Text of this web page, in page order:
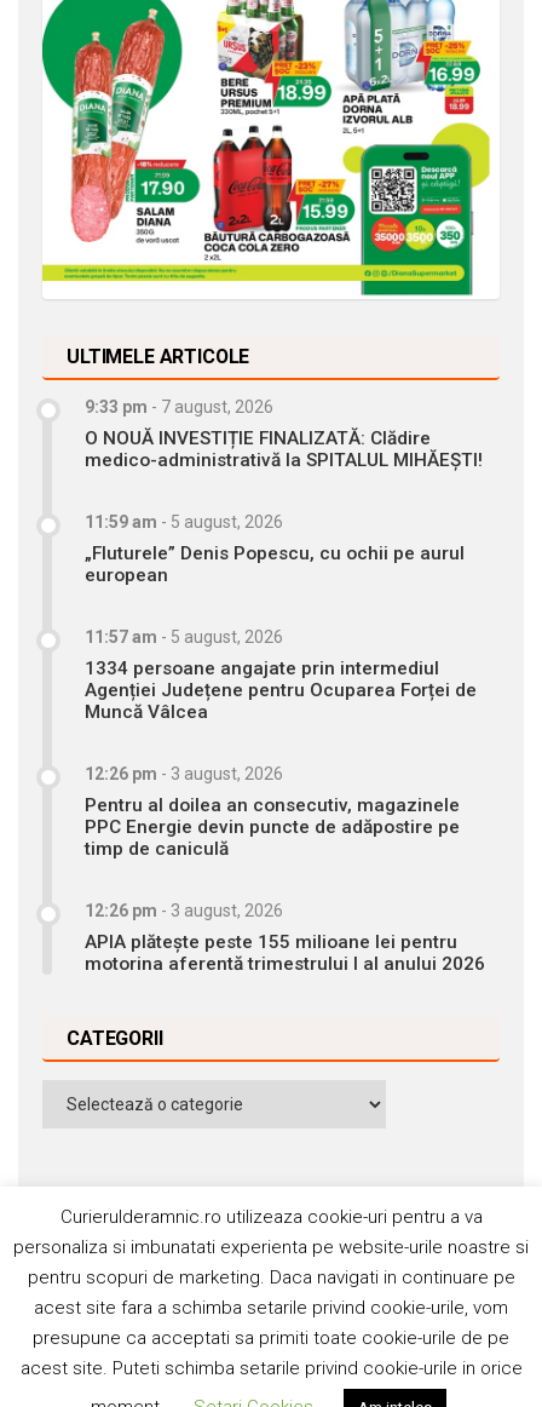
ULTIMELE ARTICOLE
9:33 pm - 7 august, 2026
O NOUĂ INVESTIȚIE FINALIZATĂ: Clădire
medico-administrativă la SPITALUL MIHĂEȘTI!
11:59 am - 5 august, 2026
„Fluturele” Denis Popescu, cu ochii pe aurul
european
11:57 am - 5 august, 2026
1334 persoane angajate prin intermediul
Agenției Județene pentru Ocuparea Forței de
Muncă Vâlcea
12:26 pm - 3 august, 2026
Pentru al doilea an consecutiv, magazinele
PPC Energie devin puncte de adăpostire pe
timp de caniculă
12:26 pm - 3 august, 2026
APIA plătește peste 155 milioane lei pentru
motorina aferentă trimestrului I al anului 2026
CATEGORII
Categorii
Contact
Abonamente
Termeni si condiţii
©2006-2020 Silviu Popescu. Toate drepturile rezervate. ISSN:
Curierulderamnic.ro utilizeaza cookie-uri pentru a va
personaliza si imbunatati experienta pe website-urile noastre si
pentru scopuri de marketing. Daca navigati in continuare pe
acest site fara a schimba setarile privind cookie-urile, vom
presupune ca acceptati sa primiti toate cookie-urile de pe
acest site. Puteti schimba setarile privind cookie-urile in orice